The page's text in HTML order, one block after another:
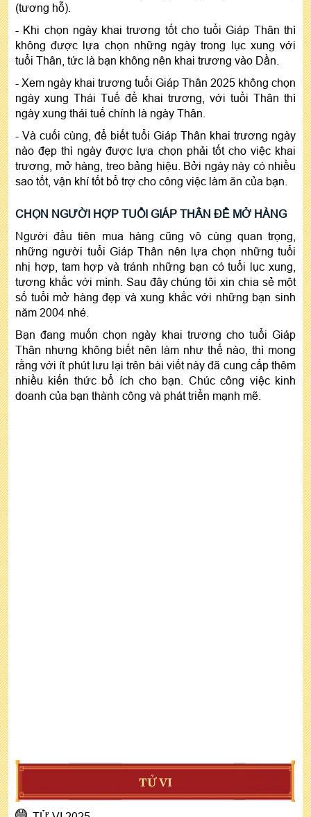
(tương hỗ).
- Khi chọn ngày khai trương tốt cho tuổi Giáp Thân thì
không được lựa chọn những ngày trong lục xung với
tuổi Thân, tức là bạn không nên khai trương vào Dần.
- Xem ngày khai trương tuổi Giáp Thân 2025 không chọn
ngày xung Thái Tuế để khai trương, với tuổi Thân thì
ngày xung thái tuế chính là ngày Thân.
- Và cuối cùng, để biết tuổi Giáp Thân khai trương ngày
nào đẹp thì ngày được lựa chọn phải tốt cho việc khai
trương, mở hàng, treo bảng hiệu. Bởi ngày này có nhiều
sao tốt, vận khí tốt bổ trợ cho công việc làm ăn của bạn.
CHỌN NGƯỜI HỢP TUỔI GIÁP THÂN ĐỂ MỞ HÀNG
Người đầu tiên mua hàng cũng vô cùng quan trọng,
những người tuổi Giáp Thân nên lựa chọn những tuổi
nhị hợp, tam hợp và tránh những bạn có tuổi lục xung,
tương khắc với mình. Sau đây chúng tôi xin chia sẻ một
số tuổi mở hàng đẹp và xung khắc với những bạn sinh
năm 2004 nhé.
Bạn đang muốn chọn ngày khai trương cho tuổi Giáp
Thân nhưng không biết nên làm như thế nào, thì mong
rằng với ít phút lưu lại trên bài viết này đã cung cấp thêm
nhiều kiến thức bổ ích cho bạn. Chúc công việc kinh
doanh của bạn thành công và phát triển mạnh mẽ.
TỬ VI